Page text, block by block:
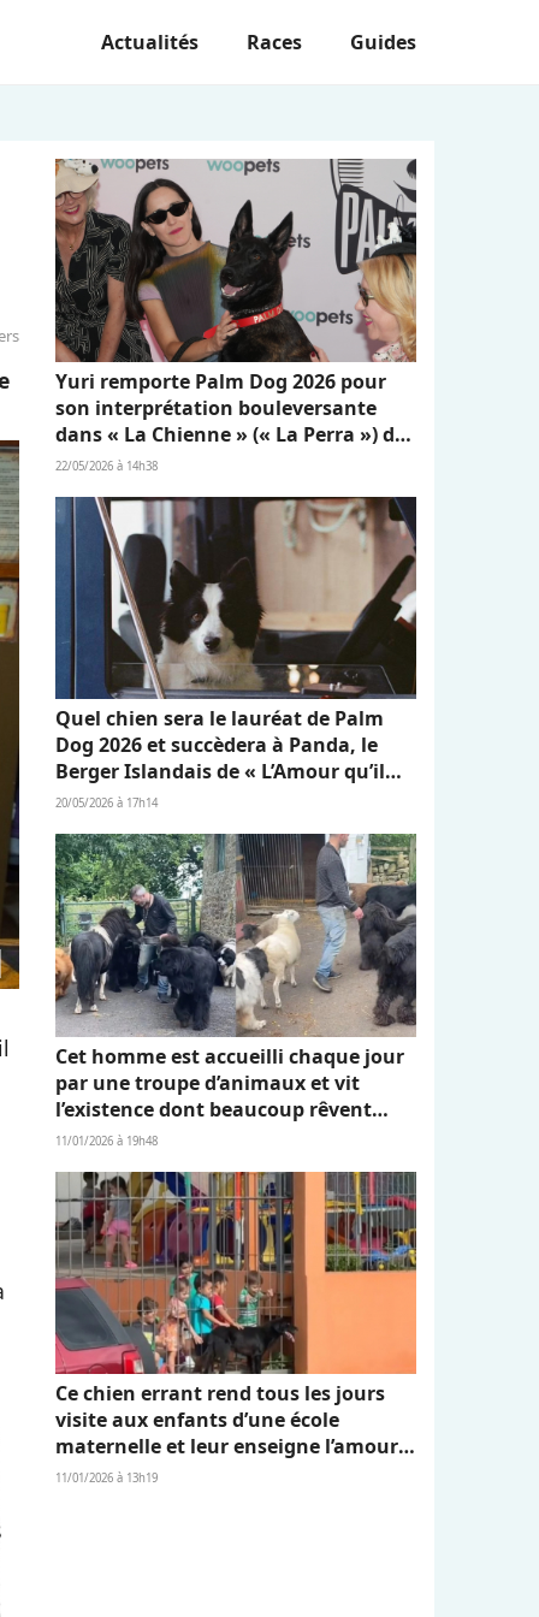
Actualités Races Guides
Yuri remporte Palm Dog 2026 pour
son interprétation bouleversante
dans « La Chienne » (« La Perra ») de
Dominga Sotomayor
22/05/2026 à 14h38
Quel chien sera le lauréat de Palm
Dog 2026 et succèdera à Panda, le
Berger Islandais de « L’Amour qu’il
nous reste » ?
20/05/2026 à 17h14
Cet homme est accueilli chaque jour
par une troupe d’animaux et vit
l’existence dont beaucoup rêvent
(vidéo)
11/01/2026 à 19h48
Ce chien errant rend tous les jours
visite aux enfants d’une école
maternelle et leur enseigne l’amour
et l’empathie (vidéo)
11/01/2026 à 13h19